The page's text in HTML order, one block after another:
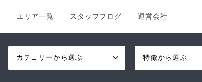
エリア一覧 スタッフブログ 運営会社
カテゴリーから選ぶ 特徴から選ぶ